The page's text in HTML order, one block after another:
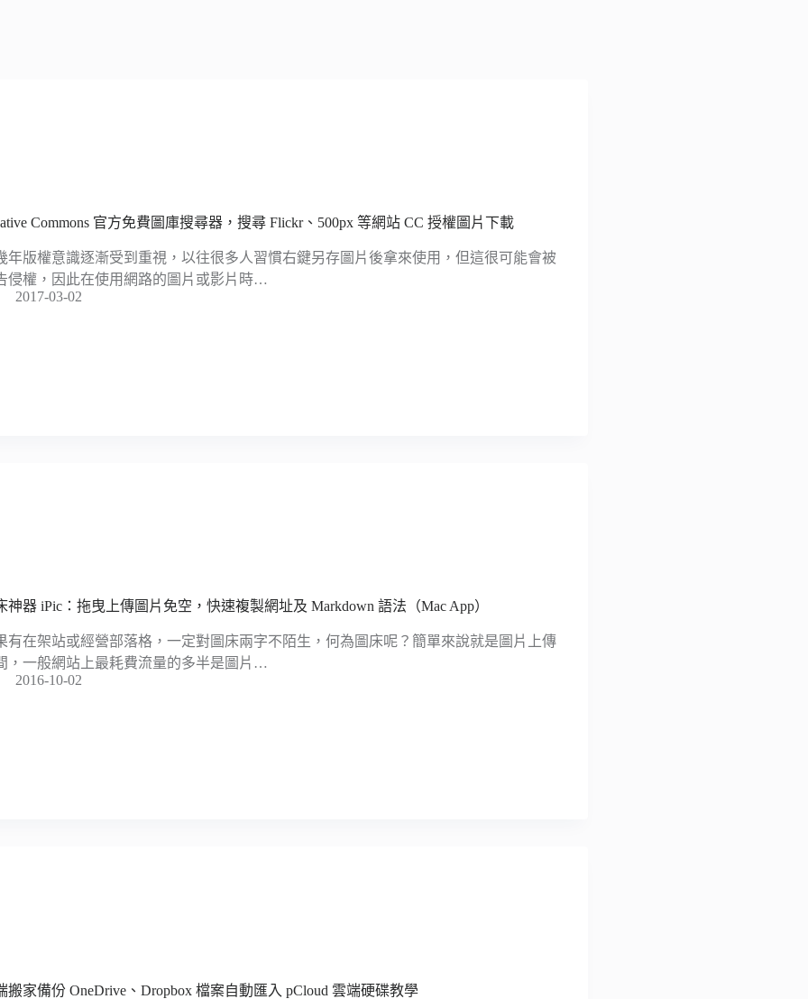
Commons 官方免費圖庫搜尋器，搜尋 Flickr、500px 等網站 CC 授權圖片下載
年版權意識逐漸受到重視，以往很多人習慣右鍵另存圖片後拿來使用，但這很可能會被
侵權，因此在使用網路的圖片或影片時…
2017-03-02
神器 iPic：拖曳上傳圖片免空，快速複製網址及 Markdown 語法（Mac App）
有在架站或經營部落格，一定對圖床兩字不陌生，何為圖床呢？簡單來說就是圖片上傳
，一般網站上最耗費流量的多半是圖片…
2016-10-02
搬家備份 OneDrive、Dropbox 檔案自動匯入 pCloud 雲端硬碟教學